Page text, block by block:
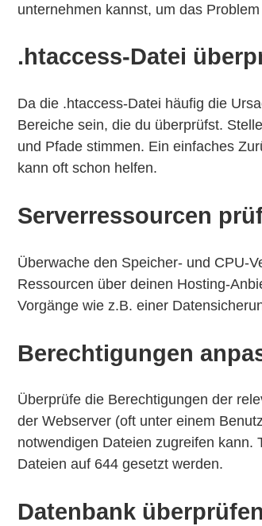
unternehmen kannst, um das
.htaccess-Datei
Da die .htaccess-Datei häufig die
Bereiche sein, die du überprüfst.
und Pfade stimmen. Ein einfaches
kann oft schon helfen.
Serverressourcen
Überwache den Speicher- und CPU-
Ressourcen über deinen Hosting-
Vorgänge wie z.B. einer
Berechtigungen
Überprüfe die Berechtigungen der
der Webserver (oft unter einem
notwendigen Dateien zugreifen kann.
Dateien auf 644 gesetzt werden.
Datenbank überprüfen